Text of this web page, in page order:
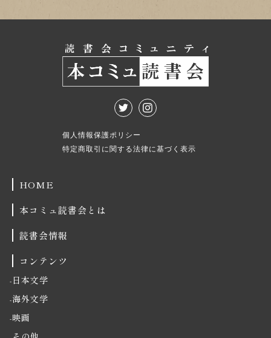
個人情報保護ポリシー
特定商取引に関する法律に基づく表示
HOME
本コミュ読書会とは
読書会情報
コンテンツ
日本文学
海外文学
映画